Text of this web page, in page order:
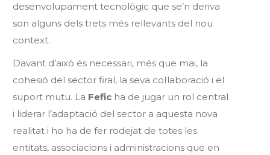
desenvolupament tecnològic que se’n deriva
son alguns dels trets més rellevants del nou
context.
Davant d’això és necessari, més que mai, la
cohesió del sector firal, la seva col·laboració i el
suport mutu. La Feficha de jugar un rol central
i liderar l’adaptació del sector a aquesta nova
realitat i ho ha de fer rodejat de totes les
entitats, associacions i administracions que en